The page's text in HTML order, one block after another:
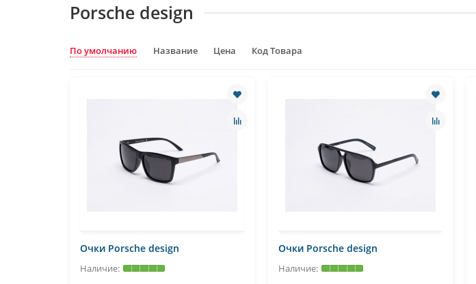
Porsche design
По умолчанию Название Цена Код Товара
Очки Porsche design Очки Porsche design